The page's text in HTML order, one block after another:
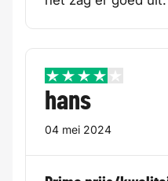
4 / 5
hans
04 mei 2024